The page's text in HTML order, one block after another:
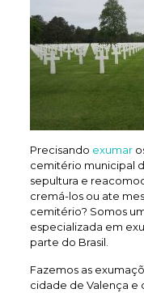
Precisando exumar
cemitério municipal
sepultura e
cremá-los ou ate
cemitério? Somos
especializada em
parte do Brasil.
Fazemos as
cidade de Valença